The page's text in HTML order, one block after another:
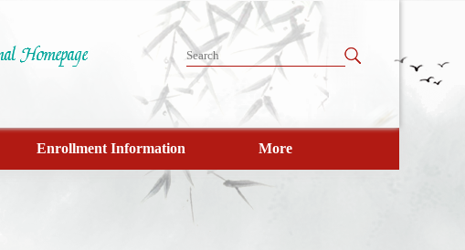
Enrollment Information More